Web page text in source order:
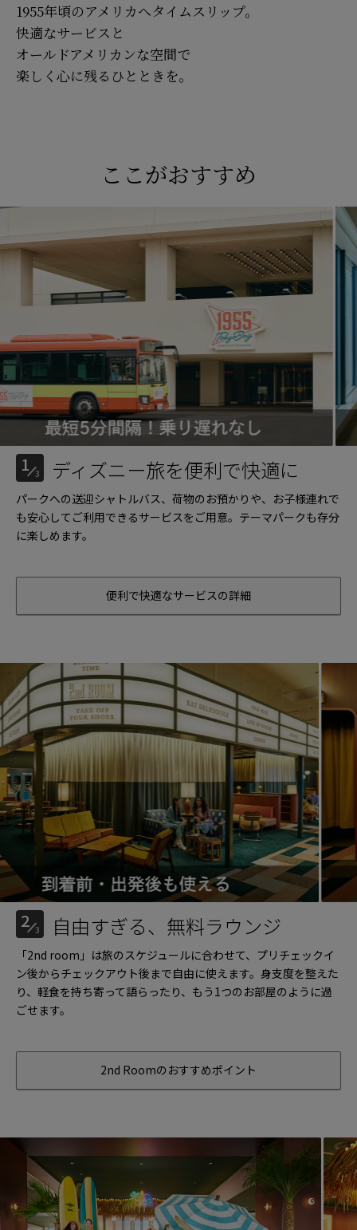
1955年頃のアメリカへタイムスリップ。
快適なサービスと
オールドアメリカンな空間で
楽しく心に残るひとときを。
ここがおすすめ
1 3 ディズニー旅を便利で快適に
パークへの送迎シャトルバス、荷物のお預かりや、お子様連れで
も安心してご利用できるサービスをご用意。テーマパークも存分
に楽しめます。
便利で快適なサービスの詳細
2 3 自由すぎる、無料ラウンジ
「2nd room」は旅のスケジュールに合わせて、プリチェックイ
ン後からチェックアウト後まで自由に使えます。身支度を整えた
り、軽食を持ち寄って語らったり、もう1つのお部屋のように過
ごせます。
2nd Roomのおすすめポイント